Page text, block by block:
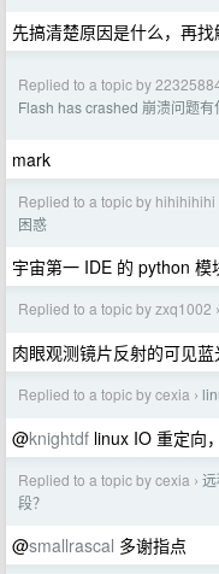
先搞清楚原因是什么，再找
Replied to a topic by
Flash has crashed 崩溃问题有
mark
Replied to a topic by hihihihihi
困惑
宇宙第一 IDE 的 python 模
Replied to a topic by zxq1002 ›
肉眼观测镜片反射的可见蓝
Replied to a topic by cexia ›
@knightdf linux IO 重定向
Replied to a topic by cexia ›
段？
@smallrascal 多谢指点